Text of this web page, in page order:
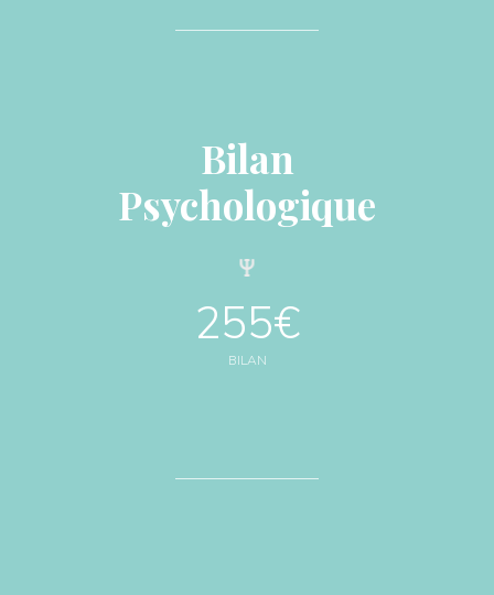
Bilan
Psychologique
255€
BILAN